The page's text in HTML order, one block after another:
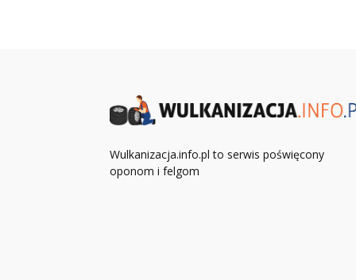
Wulkanizacja.info.pl to serwis poświęcony
oponom i felgom